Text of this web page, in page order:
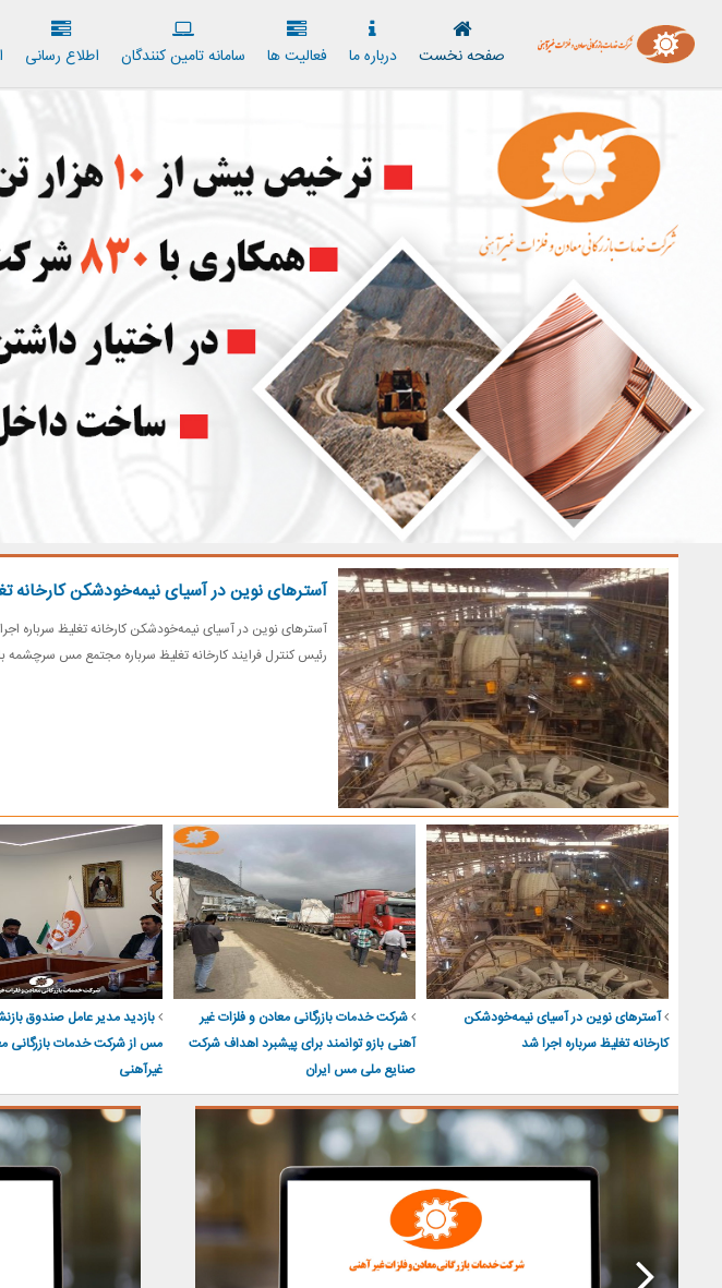
صفحه نخست درباره ما فعاليت ها سامانه تامين كنندگان اطلاع رسانی
آسترهای نوین در آسیای نیمه‌خودشکن کارخانه
آسترهای نوین در آسیای نیمه‌خودشکن کارخانه تغلیظ
رئیس کنترل فرایند کارخانه تغلیظ سرباره مجتمع مس سرچشمه
آسترهای نوین در آسیای نیمه‌خودشکن
کارخانه تغلیظ سرباره اجرا شد
شرکت خدمات بازرگانی معادن و فلزات غیر
آهنی بازو توانمند برای پیشبرد اهداف شرکت
صنایع ملی مس ایران
بازدید مدیر عامل صندوق
مس از شرکت خدمات بازرگانی
غیرآهنی